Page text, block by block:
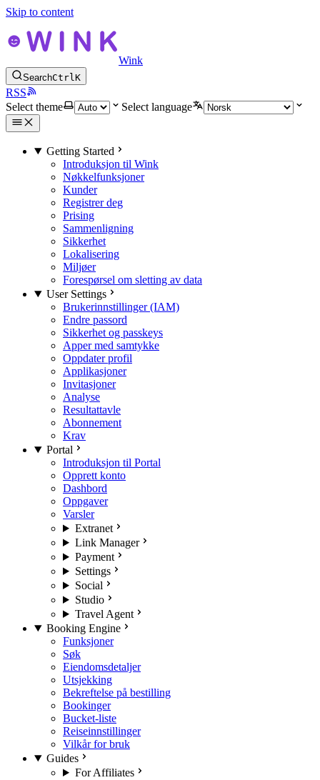
Skip to content
Wink
SearchCtrlK
RSS
Select theme
Select language
Getting Started
Introduksjon til Wink
Nøkkelfunksjoner
Kunder
Registrer deg
Prising
Sammenligning
Sikkerhet
Lokalisering
Miljøer
Forespørsel om sletting av data
User Settings
Brukerinnstillinger (IAM)
Endre passord
Sikkerhet og passkeys
Apper med samtykke
Oppdater profil
Applikasjoner
Invitasjoner
Analyse
Resultattavle
Abonnement
Krav
Portal
Introduksjon til Portal
Opprett konto
Dashbord
Oppgaver
Varsler
Extranet
Link Manager
Payment
Settings
Social
Studio
Travel Agent
Booking Engine
Funksjoner
Søk
Eiendomsdetaljer
Utsjekking
Bekreftelse på bestilling
Bookinger
Bucket-liste
Reiseinnstillinger
Vilkår for bruk
Guides
For Affiliates